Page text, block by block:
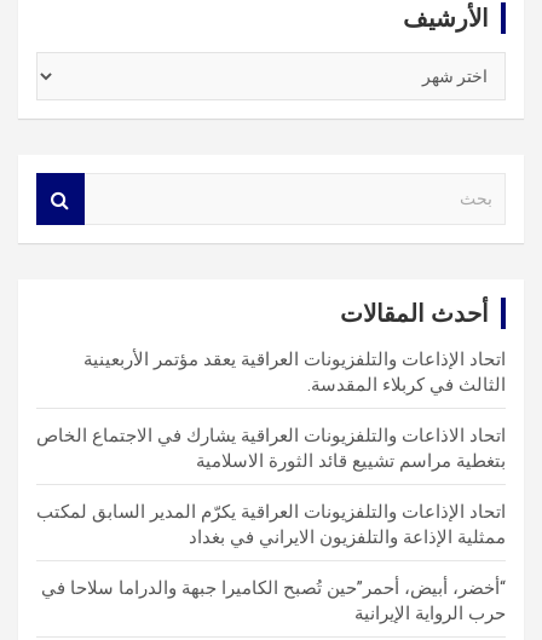
الأرشيف
أحدث المقالات
اتحاد الإذاعات والتلفزيونات العراقية يعقد مؤتمر الأربعينية
الثالث في كربلاء المقدسة.
اتحاد الاذاعات والتلفزيونات العراقية يشارك في الاجتماع الخاص
بتغطية مراسم تشييع قائد الثورة الاسلامية
اتحاد الإذاعات والتلفزيونات العراقية يكرّم المدير السابق لمكتب
ممثلية الإذاعة والتلفزيون الايراني في بغداد
“أخضر، أبيض، أحمر”حين تُصبح الكاميرا جبهة والدراما سلاحا في
حرب الرواية الإيرانية